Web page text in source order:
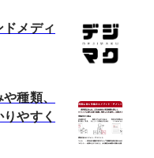
メディ
種類、
やすく